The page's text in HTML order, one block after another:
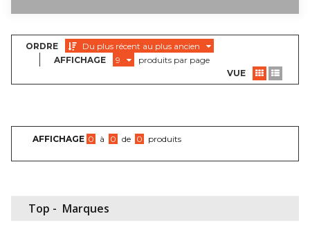
ORDRE
Du plus récent au plus ancien
AFFICHAGE
9
produits par page
VUE
AFFICHAGE 0 à 0 de 0 produits
Top - Marques